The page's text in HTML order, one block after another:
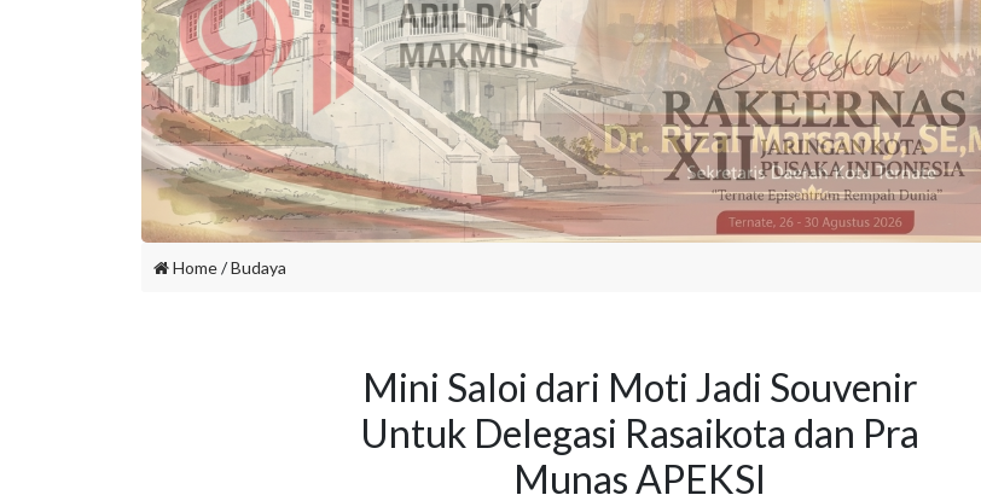
Home/Budaya
Mini Saloi dari Moti Jadi Souvenir
Untuk Delegasi Rasaikota dan Pra
Munas APEKSI